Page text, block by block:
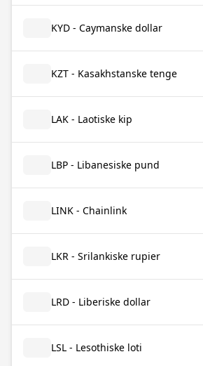
KYD - Caymanske dollar
KZT - Kasakhstanske tenge
LAK - Laotiske kip
LBP - Libanesiske pund
LINK - Chainlink
LKR - Srilankiske rupier
LRD - Liberiske dollar
LSL - Lesothiske loti